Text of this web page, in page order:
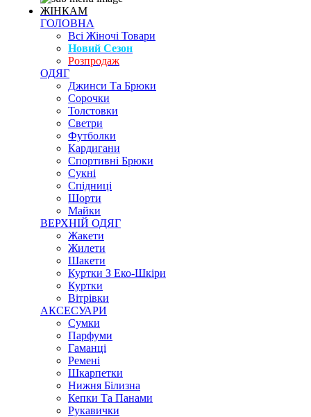
ЖІНКАМ
ГОЛОВНА
Всі Жіночі Товари
Новий Сезон
Розпродаж
ОДЯГ
Джинси Та Брюки
Сорочки
Толстовки
Светри
Футболки
Кардигани
Спортивні Брюки
Сукні
Спідниці
Шорти
Майки
ВЕРХНІЙ ОДЯГ
Жакети
Жилети
Шакети
Куртки З Еко-Шкіри
Куртки
Вітрівки
АКСЕСУАРИ
Сумки
Парфуми
Гаманці
Ремені
Шкарпетки
Нижня Білизна
Кепки Та Панами
Рукавички